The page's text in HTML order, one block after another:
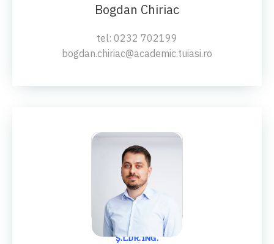
Bogdan Chiriac
tel: 0232 702199
bogdan.chiriac@academic.tuiasi.ro
Ș.L.DR.ING.